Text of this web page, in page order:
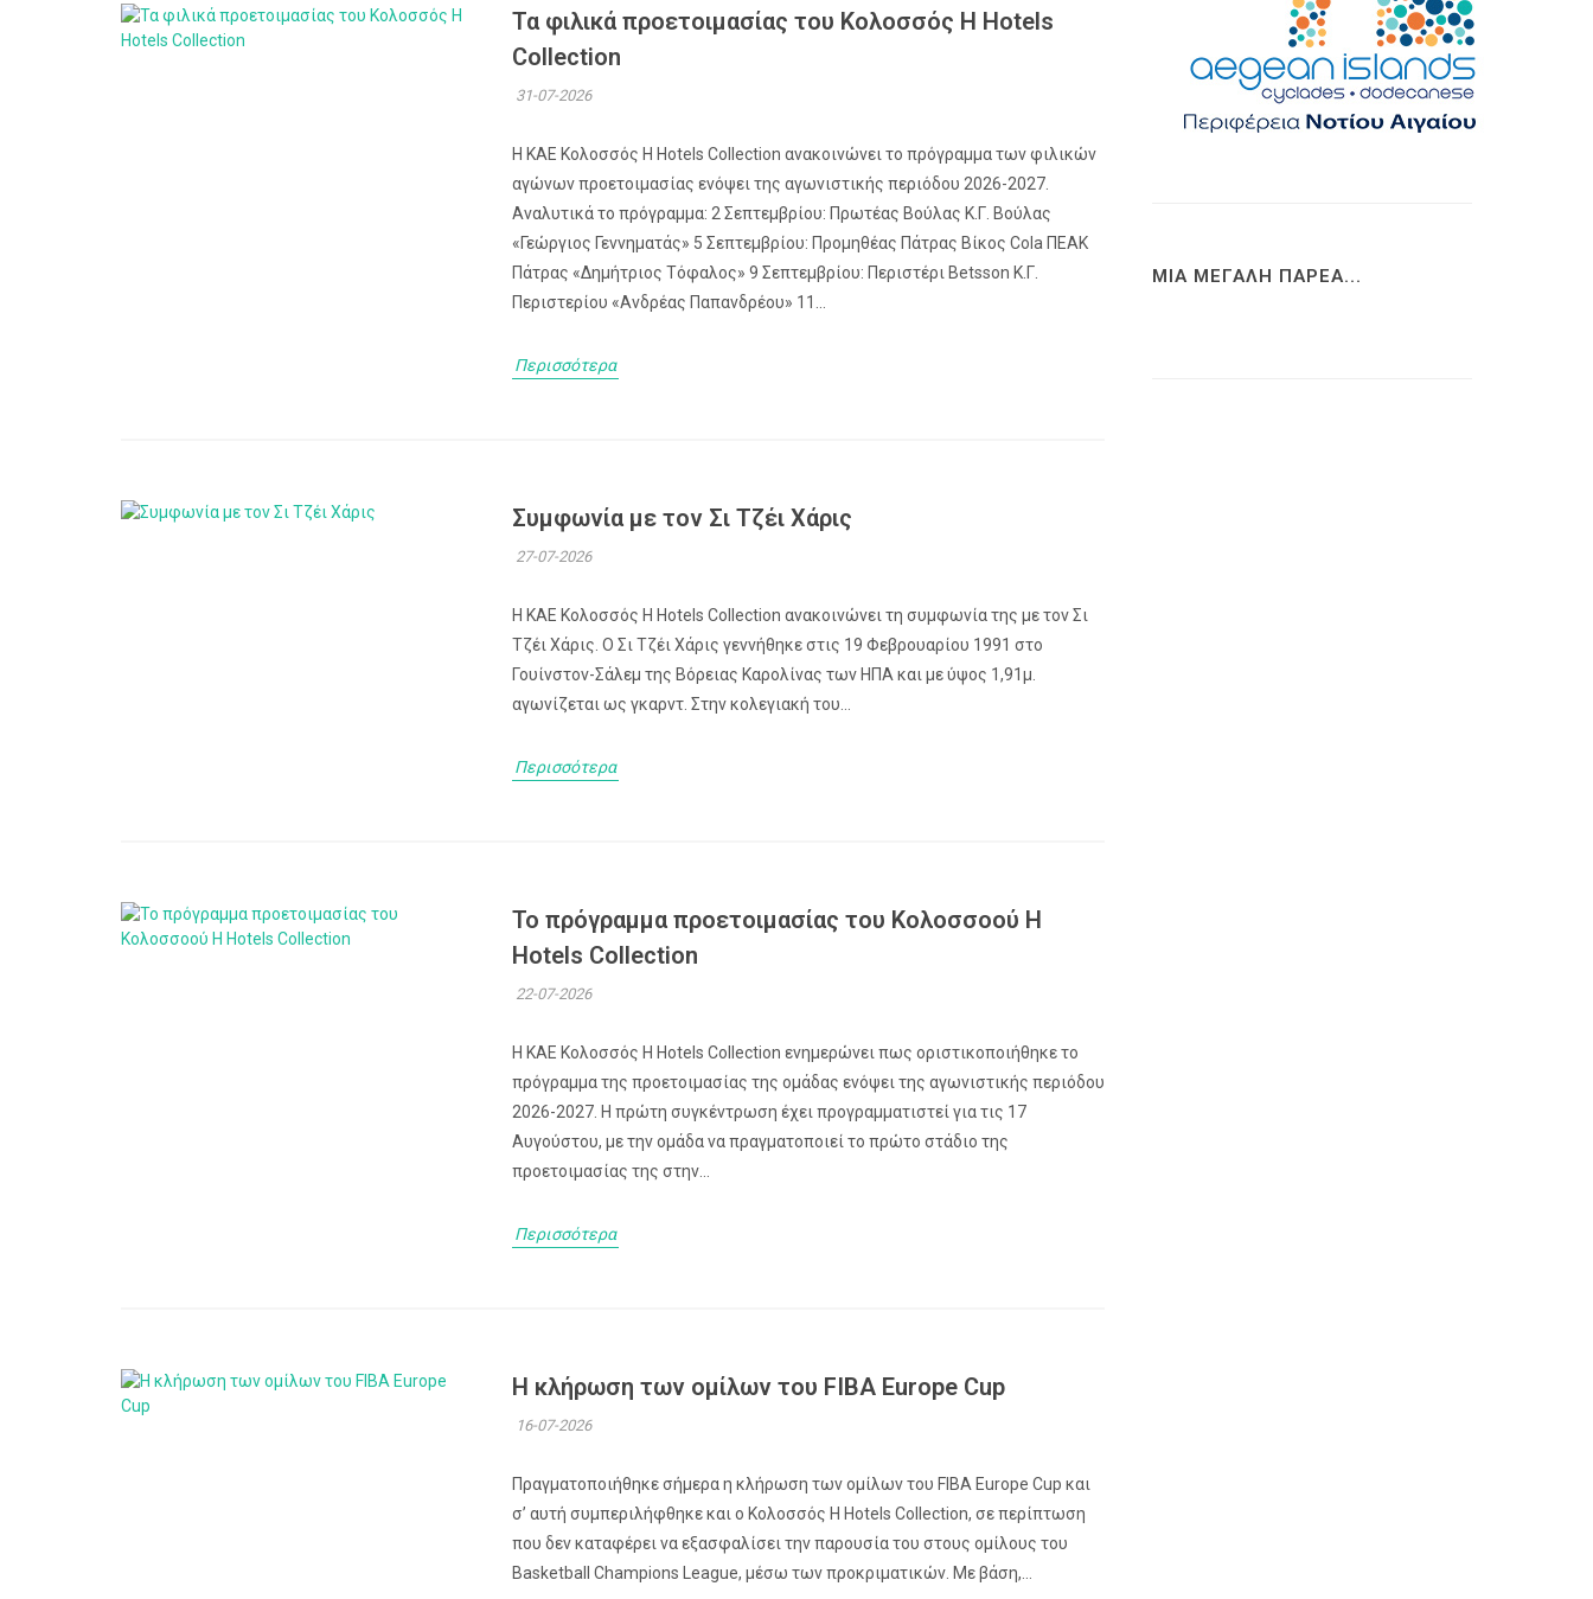
Τα φιλικά προετοιμασίας του Κολοσσός H Hotels
Collection
31-07-2026
Η ΚΑΕ Κολοσσός H Hotels Collection ανακοινώνει το πρόγραμμα των φιλικών
αγώνων προετοιμασίας ενόψει της αγωνιστικής περιόδου 2026-2027.
Αναλυτικά το πρόγραμμα: 2 Σεπτεμβρίου: Πρωτέας Βούλας Κ.Γ. Βούλας
«Γεώργιος Γεννηματάς» 5 Σεπτεμβρίου: Προμηθέας Πάτρας Βίκος Cola ΠΕΑΚ
Πάτρας «Δημήτριος Τόφαλος» 9 Σεπτεμβρίου: Περιστέρι Betsson Κ.Γ.
Περιστερίου «Ανδρέας Παπανδρέου» 11...
Περισσότερα
Συμφωνία με τον Σι Τζέι Χάρις
27-07-2026
Η ΚΑΕ Κολοσσός H Hotels Collection ανακοινώνει τη συμφωνία της με τον Σι
Τζέι Χάρις. Ο Σι Τζέι Χάρις γεννήθηκε στις 19 Φεβρουαρίου 1991 στο
Γουίνστον-Σάλεμ της Βόρειας Καρολίνας των ΗΠΑ και με ύψος 1,91μ.
αγωνίζεται ως γκαρντ. Στην κολεγιακή του...
Περισσότερα
Το πρόγραμμα προετοιμασίας του Κολοσσoού H
Hotels Collection
22-07-2026
Η ΚΑΕ Κολοσσός H Hotels Collection ενημερώνει πως οριστικοποιήθηκε το
πρόγραμμα της προετοιμασίας της ομάδας ενόψει της αγωνιστικής περιόδου
2026-2027. Η πρώτη συγκέντρωση έχει προγραμματιστεί για τις 17
Αυγούστου, με την ομάδα να πραγματοποιεί το πρώτο στάδιο της
προετοιμασίας της στην...
Περισσότερα
Η κλήρωση των ομίλων του FIBA Europe Cup
16-07-2026
Πραγματοποιήθηκε σήμερα η κλήρωση των ομίλων του FIBA Europe Cup και
σ’ αυτή συμπεριλήφθηκε και ο Κολοσσός H Hotels Collection, σε περίπτωση
που δεν καταφέρει να εξασφαλίσει την παρουσία του στους ομίλους του
Basketball Champions League, μέσω των προκριματικών. Με βάση,...
ΜΙΑ ΜΕΓΑΛΗ ΠΑΡΕΑ...